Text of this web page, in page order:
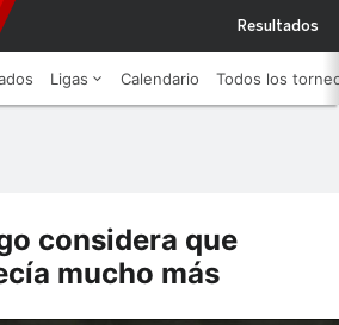
Resultados
Ligas Calendario Todos los
considera que
mucho más